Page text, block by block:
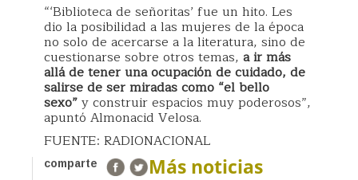
“‘Biblioteca de señoritas’ fue un hito. Les
dio la posibilidad a las mujeres de la época
no solo de acercarse a la literatura, sino de
cuestionarse sobre otros temas, a ir más
allá de tener una ocupación de cuidado, de
salirse de ser miradas como “el bello
sexo”y construir espacios muy poderosos”,
apuntó Almonacid Velosa.
FUENTE: RADIONACIONAL
comparte Más noticias